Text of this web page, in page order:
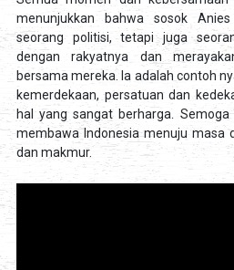
menunjukkan bahwa sosok
seorang politisi, tetapi juga
dengan rakyatnya dan
bersama mereka. Ia adalah contoh
kemerdekaan, persatuan dan
hal yang sangat berharga.
membawa Indonesia menuju masa
dan makmur.